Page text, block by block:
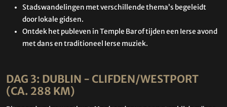
Stadswandelingen met verschillende thema’s begeleidt
door lokale gidsen.
Ontdek het publeven in Temple Bar of tijden een Ierse avond
met dans en traditioneel Ierse muziek.
DAG 3: DUBLIN - CLIFDEN/WESTPORT
(CA. 288 KM)